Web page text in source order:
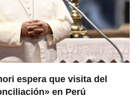
espera que visita del
en Perú